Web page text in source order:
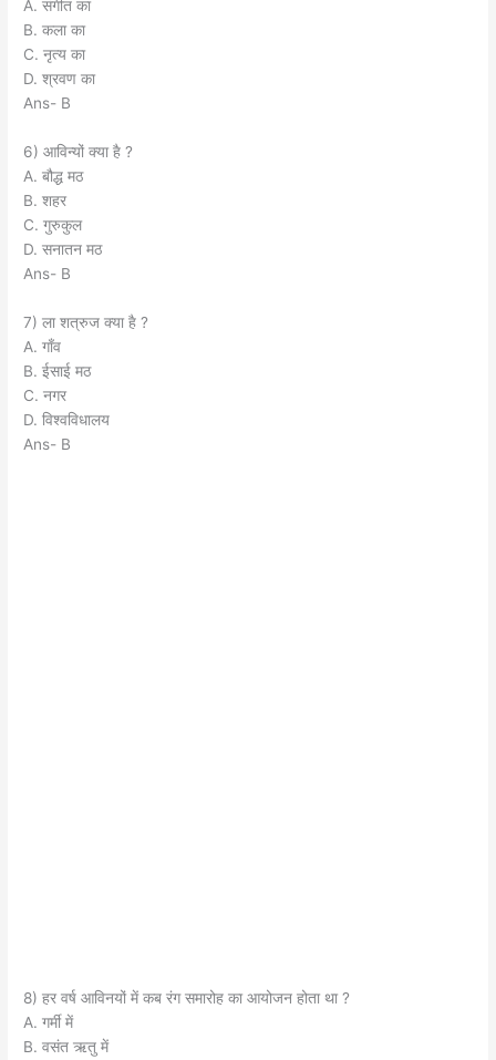
A. संगीत का
B. कला का
C. नृत्य का
D. श्रवण का
Ans- B
6) आविन्यों क्या है ?
A. बौद्ध मठ
B. शहर
C. गुरुकुल
D. सनातन मठ
Ans- B
7) ला शत्रुज क्या है ?
A. गाँव
B. ईसाई मठ
C. नगर
D. विश्वविधालय
Ans- B
8) हर वर्ष आविनयों में कब रंग समारोह का आयोजन होता था ?
A. गर्मी में
B. वसंत ऋतु में